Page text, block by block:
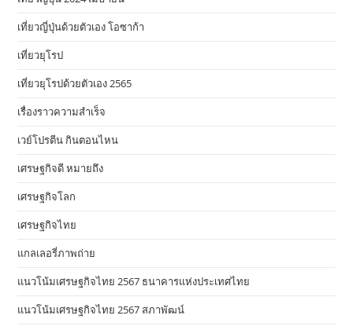
เที่ยวญี่ปุ่นด้วยตัวเอง โอซาก้า
เที่ยวยุโรป
เที่ยวยุโรปด้วยตัวเอง 2565
เรื่องราวความสำเร็จ
เวย์โปรตีน กินตอนไหน
เศรษฐกิจดี หมายถึง
เศรษฐกิจโลก
เศรษฐกิจไทย
แกลเลอรี่ภาพถ่าย
แนวโน้มเศรษฐกิจไทย 2567 ธนาคารแห่งประเทศไทย
แนวโน้มเศรษฐกิจไทย 2567 สภาพัฒน์